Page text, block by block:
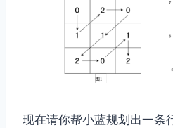
现在请你帮小蓝规划出一条